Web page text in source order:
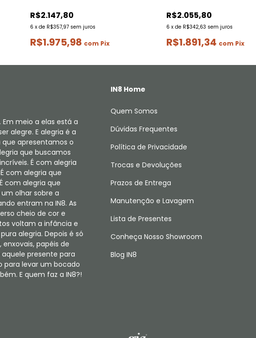
R$2.147,80
6 x de R$357,97 sem juros
R$1.975,98 com Pix
R$2.055,80
6 x de R$342,63 sem juros
R$1.891,34 com Pix
meio a elas está a
alegre. E alegria é a
que apresentamos o
que buscamos
É com alegria
com alegria que
com alegria que
olhar sobre a
entram na IN8. As
cheio de cor e
voltam a infância e
alegria. Depois é só
papéis de
presente para
para levar um bocado
E quem faz a IN8?!
IN8 Home
Quem Somos
Dúvidas Frequentes
Política de Privacidade
Trocas e Devoluções
Prazos de Entrega
Manutenção e Lavagem
Lista de Presentes
Conheça Nosso Showroom
Blog IN8